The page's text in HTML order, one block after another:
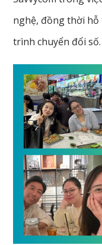
nghệ, đồng thời
trình chuyển đổi số.